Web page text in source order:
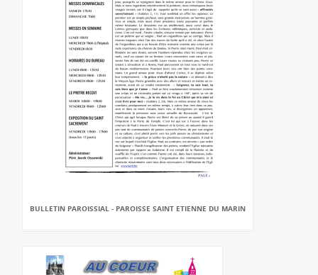
BULLETIN PAROISSIAL - PAROISSE SAINT ETIENNE DU MARIN